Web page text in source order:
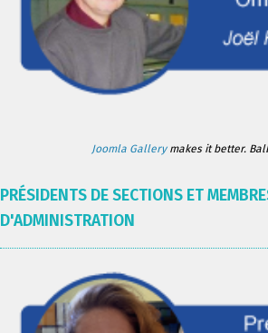
Joomla Gallerymakes it better.
PRÉSIDENTS DE SECTIONS ET
D'ADMINISTRATION